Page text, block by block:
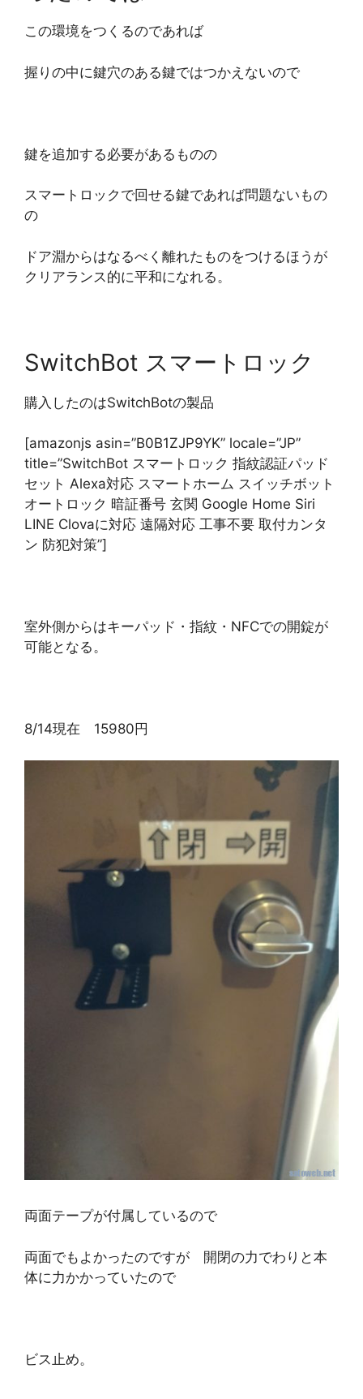
この環境をつくるのであれば
握りの中に鍵穴のある鍵ではつかえないので
鍵を追加する必要があるものの
スマートロックで回せる鍵であれば問題ないもの
の
ドア淵からはなるべく離れたものをつけるほうが
クリアランス的に平和になれる。
SwitchBot スマートロック
購入したのはSwitchBotの製品
[amazonjs asin=”B0B1ZJP9YK” locale=”JP”
title=”SwitchBot スマートロック 指紋認証パッド
セット Alexa対応 スマートホーム スイッチボット
オートロック 暗証番号 玄関 Google Home Siri
LINE Clovaに対応 遠隔対応 工事不要 取付カンタ
ン 防犯対策”]
室外側からはキーパッド・指紋・NFCでの開錠が
可能となる。
8/14現在 15980円
両面テープが付属しているので
両面でもよかったのですが 開閉の力でわりと本
体に力かかっていたので
ビス止め。